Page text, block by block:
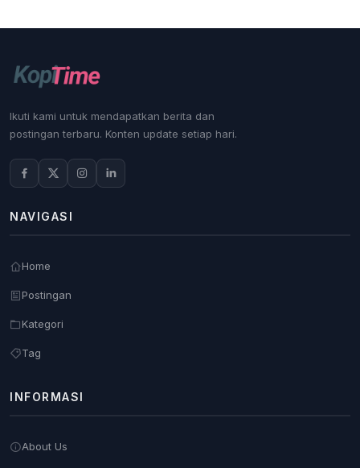
Ikuti kami untuk mendapatkan berita dan
postingan terbaru. Konten update setiap hari.
NAVIGASI
Home
Postingan
Kategori
Tag
INFORMASI
About Us